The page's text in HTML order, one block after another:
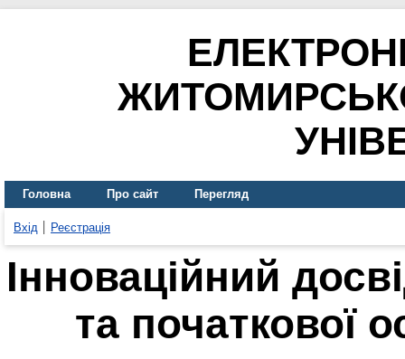
Головна Про сайт Перегляд
Вхід Реєстрація
Інноваційний
та початкової